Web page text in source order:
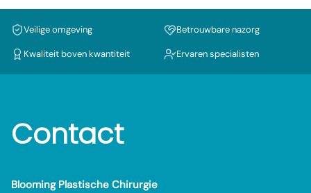
Veilige omgeving Betrouwbare nazorg
Kwaliteit boven kwantiteit Ervaren specialisten
Contact
Blooming Plastische Chirurgie